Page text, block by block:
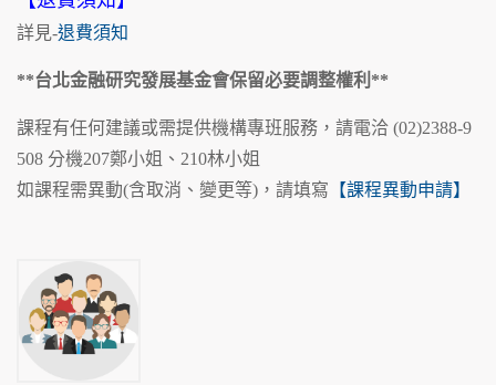
詳見-退費須知
**台北金融研究發展基金會保留必要調整權利**
課程有任何建議或需提供機構專班服務，請電洽 (02)2388-9
508 分機207鄭小姐、210林小姐
如課程需異動(含取消、變更等)，請填寫 【課程異動申請】